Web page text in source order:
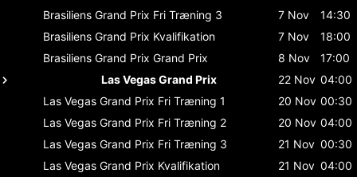
Brasiliens Grand Prix Fri Træning 3 7 Nov
14:30
Brasiliens Grand Prix Kvalifikation 7 Nov
18:00
Brasiliens Grand Prix Grand Prix 8 Nov
17:00
Las Vegas Grand Prix
22 Nov 04:00
Las Vegas Grand Prix Fri Træning 1 20 Nov 00:30
Las Vegas Grand Prix Fri Træning 2 20 Nov 04:00
Las Vegas Grand Prix Fri Træning 3 21 Nov 00:30
Las Vegas Grand Prix Kvalifikation 21 Nov 04:00